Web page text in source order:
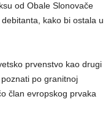
od Obale Slonovače
kako bi ostala u
prvenstvo kao drugi
po granitnoj
član evropskog prvaka